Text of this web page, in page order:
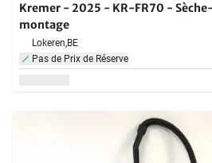
Kremer - 2025 - KR-FR70 -
montage
Lokeren,BE
Pas de Prix de Réserve